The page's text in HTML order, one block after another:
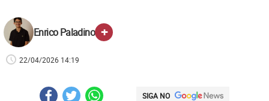
Enrico Paladino +
22/04/2026 14:19
SIGA NO